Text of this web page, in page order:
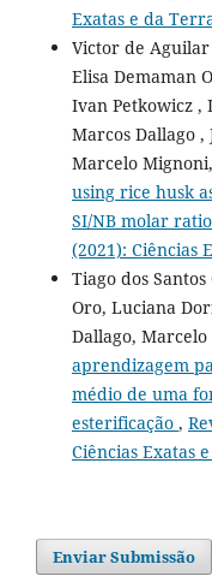
Exatas e da
Victor de
Elisa Demaman
Ivan Petkowicz ,
Marcos Dallago ,
Marcelo Mignoni,
using rice husk
SI/NB molar
(2021): Ciências
Tiago dos
Oro, Luciana
Dallago,
aprendizagem
médio de uma
esterificação ,
Ciências Exatas
Enviar Submissão